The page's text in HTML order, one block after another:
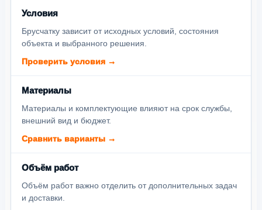
Условия
Брусчатку зависит от исходных условий, состояния
объекта и выбранного решения.
Проверить условия →
Материалы
Материалы и комплектующие влияют на срок службы,
внешний вид и бюджет.
Сравнить варианты →
Объём работ
Объём работ важно отделить от дополнительных задач
и доставки.